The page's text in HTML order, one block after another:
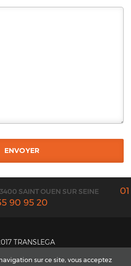
SAINT OUEN SUR SEINE
01
90 95 20
TRANSLEGA
ET DEVIS
sur ce site, vous acceptez